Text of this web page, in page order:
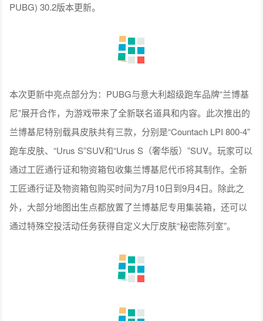
PUBG) 30.2版本更新。
本次更新中亮点部分为：PUBG与意大利超级跑车品牌“兰博基
尼”展开合作，为游戏带来了全新联名道具和内容。此次推出的
兰博基尼特别载具皮肤共有三款，分别是“Countach LPI 800-4”
跑车皮肤、“Urus S”SUV和“Urus S（奢华版）”SUV。玩家可以
通过工匠通行证和物资箱包收集兰博基尼代币将其制作。全新
工匠通行证及物资箱包购买时间为7月10日到9月4日。除此之
外，大部分地图出生点都放置了兰博基尼专用集装箱，还可以
通过特殊空投活动任务获得自定义大厅皮肤“秘密陈列室”。